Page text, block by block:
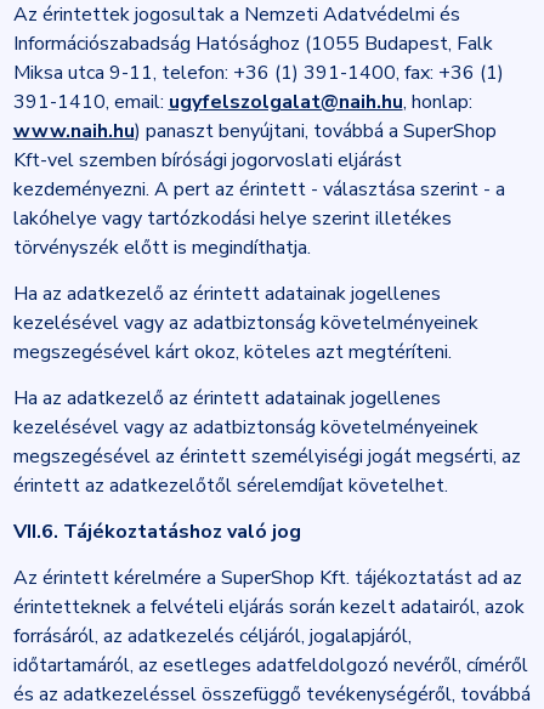
Az érintettek jogosultak a Nemzeti Adatvédelmi és
Információszabadság Hatósághoz (1055 Budapest, Falk
Miksa utca 9-11, telefon: +36 (1) 391-1400, fax: +36 (1)
391-1410, email: ugyfelszolgalat@naih.hu, honlap:
www.naih.hu) panaszt benyújtani, továbbá a SuperShop
Kft-vel szemben bírósági jogorvoslati eljárást
kezdeményezni. A pert az érintett - választása szerint - a
lakóhelye vagy tartózkodási helye szerint illetékes
törvényszék előtt is megindíthatja.
Ha az adatkezelő az érintett adatainak jogellenes
kezelésével vagy az adatbiztonság követelményeinek
megszegésével kárt okoz, köteles azt megtéríteni.
Ha az adatkezelő az érintett adatainak jogellenes
kezelésével vagy az adatbiztonság követelményeinek
megszegésével az érintett személyiségi jogát megsérti, az
érintett az adatkezelőtől sérelemdíjat követelhet.
VII.6. Tájékoztatáshoz való jog
Az érintett kérelmére a SuperShop Kft. tájékoztatást ad az
érintetteknek a felvételi eljárás során kezelt adatairól, azok
forrásáról, az adatkezelés céljáról, jogalapjáról,
időtartamáról, az esetleges adatfeldolgozó nevéről, címéről
és az adatkezeléssel összefüggő tevékenységéről, továbbá